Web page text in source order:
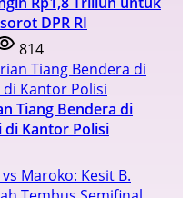
DPR RI
814
Tiang Bendera di
Kantor Polisi